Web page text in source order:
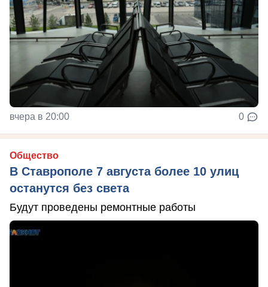
вчера в 20:00 0
Общество
В Ставрополе 7 августа более 10 улиц
останутся без света
Будут проведены ремонтные работы